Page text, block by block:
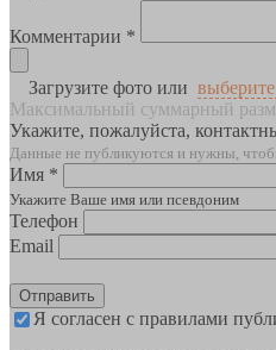
Комментарии *
Загрузите фото или
Максимальный суммарный
Укажите, пожалуйста,
Данные не публикуются и нужны,
Имя *
Укажите Ваше имя или псевдоним
Телефон
Email
Отправить
Я согласен с правилами